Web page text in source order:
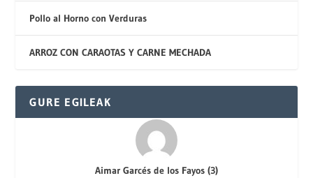
Pollo al Horno con Verduras
ARROZ CON CARAOTAS Y CARNE MECHADA
GURE EGILEAK
Aimar Garcés de los Fayos (3)